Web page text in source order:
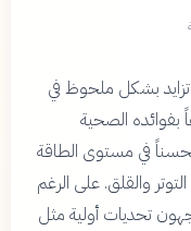
تزايد بشكل ملحوظ في
بفوائده الصحية
تحسناً في مستوى الطاقة
والقلق. على الرغم
تحديات أولية مثل